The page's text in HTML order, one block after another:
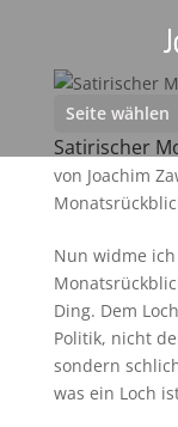
Seite wählen
Satirischer
von Joachim
Nun widme
Ding. Dem
Politik, nicht
sondern
was ein Loch